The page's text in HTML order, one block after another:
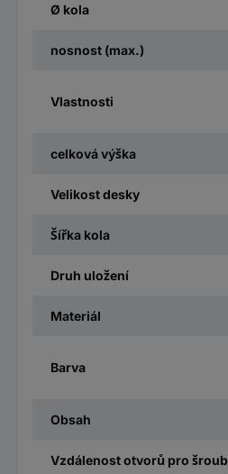
Ø kola
nosnost (max.)
Vlastnosti
celková výška
Velikost desky
Šířka kola
Druh uložení
Materiál
Barva
Obsah
Vzdálenost otvorů pro